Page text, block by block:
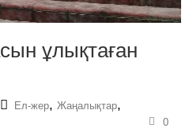
ұлықтаған
Ел-жер, Жаңалықтар,
0